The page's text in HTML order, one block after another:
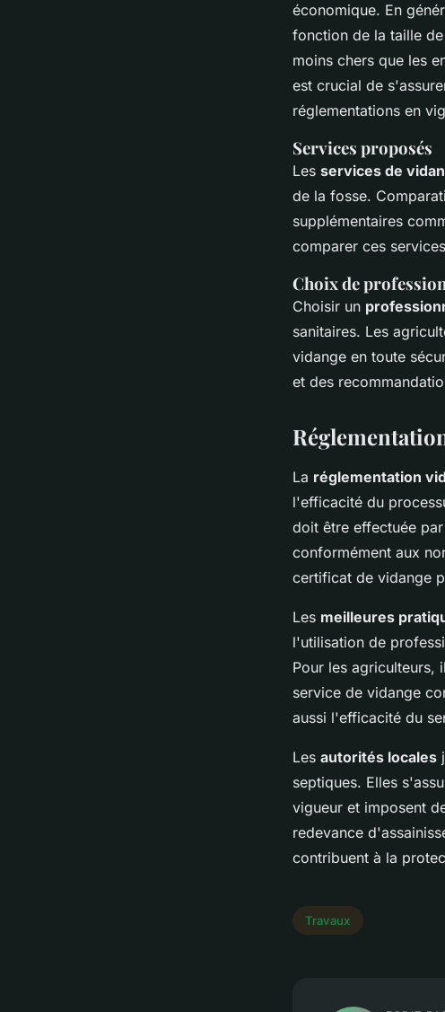
économique. En
fonction de la taille
moins chers que les
est crucial de
réglementations en
Services proposés
Les services de
de la fosse.
supplémentaires
comparer ces
Choix de
Choisir un
sanitaires. Les
vidange en toute
et des
La réglementation
l'efficacité du
doit être effectuée
conformément aux
certificat de vidange
Les meilleures
l'utilisation de
Pour les agriculteurs,
service de vidange
aussi l'efficacité du
Les autorités locales
septiques. Elles
vigueur et imposent
redevance
contribuent à la
Travaux